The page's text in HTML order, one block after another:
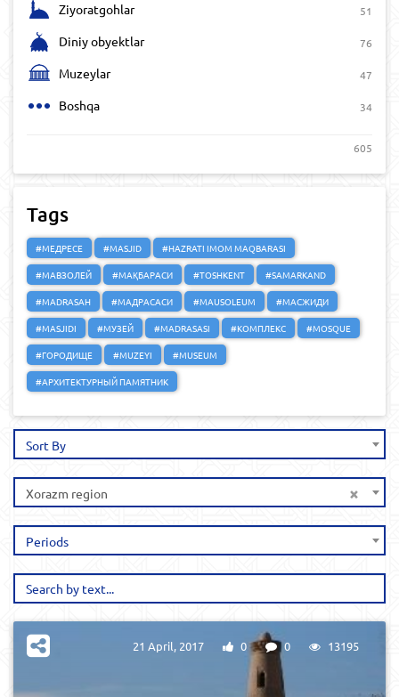
Ziyoratgohlar 51
Diniy obyektlar 76
Muzeylar 47
Boshqa 34
605
Tags
#МЕДРЕСЕ #MASJID
#HAZRATI IMOM MAQBARASI
#МАВЗОЛЕЙ
#МАҚБАРАСИ #TOSHKENT
#SAMARKAND
#MADRASAH
#МАДРАСАСИ #MAUSOLEUM
#МАСЖИДИ
#MASJIDI
#МУЗЕЙ #MADRASASI #КОМПЛЕКС
#MOSQUE
#ГОРОДИЩЕ
#MUZEYI
#MUSEUM
#АРХИТЕКТУРНЫЙ ПАМЯТНИК
Sort By
×
Xorazm region
Periods
21 April, 2017 0 0 13195